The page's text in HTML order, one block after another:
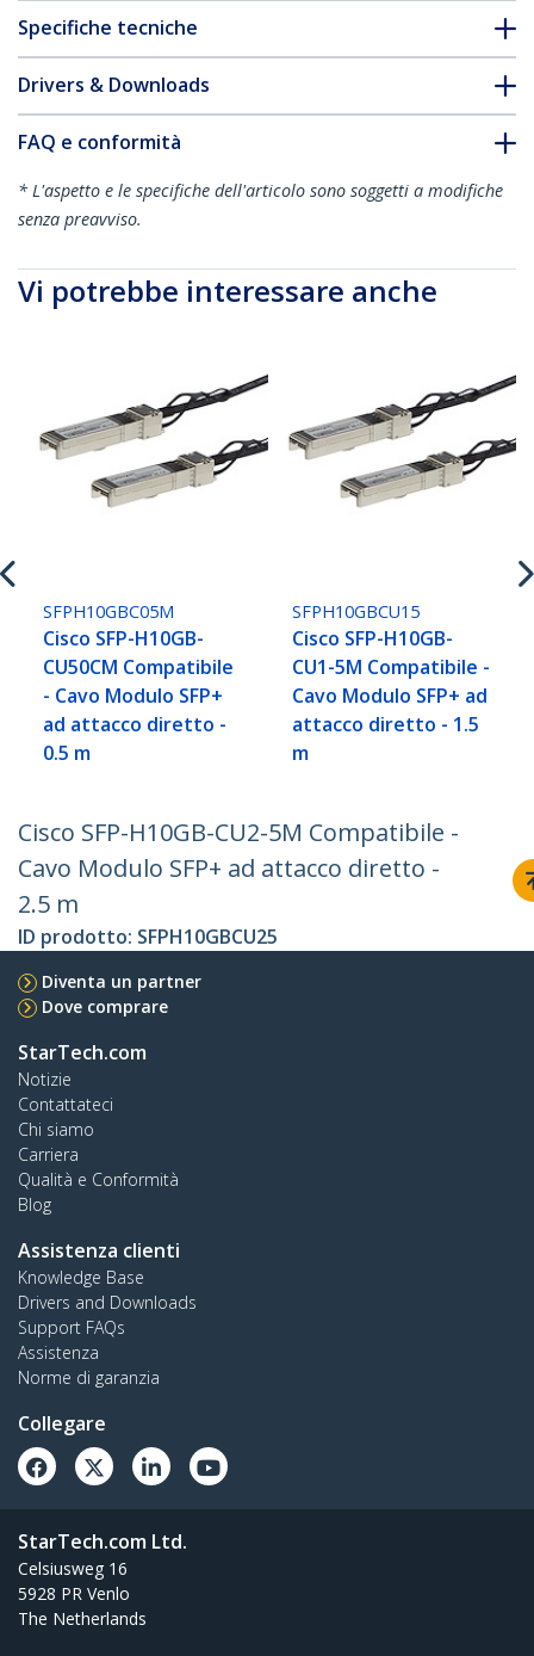
Specifiche tecniche
Drivers & Downloads
FAQ e conformità
* L'aspetto e le specifiche dell'articolo sono soggetti a modifiche
senza preavviso.
Vi potrebbe interessare anche
SFPH10GBC05M
Cisco SFP-H10GB-
CU50CM Compatibile
- Cavo Modulo SFP+
ad attacco diretto -
0.5 m
SFPH10GBCU15
Cisco SFP-H10GB-
CU1-5M Compatibile -
Cavo Modulo SFP+ ad
attacco diretto - 1.5
m
Cisco SFP-H10GB-CU2-5M Compatibile -
Cavo Modulo SFP+ ad attacco diretto -
2.5 m
ID prodotto: SFPH10GBCU25
Diventa un partner
Dove comprare
StarTech.com
Notizie
Contattateci
Chi siamo
Carriera
Qualità e Conformità
Blog
Assistenza clienti
Knowledge Base
Drivers and Downloads
Support FAQs
Assistenza
Norme di garanzia
Collegare
StarTech.com Ltd.
Celsiusweg 16
5928 PR Venlo
The Netherlands